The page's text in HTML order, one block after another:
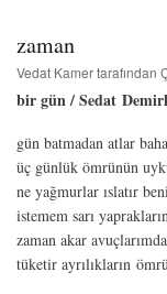
zaman
Vedat Kamertarafından
bir gün / Sedat
gün batmadan atlar
üç günlük ömrünün
ne yağmurlar ıslatır
istemem sarı
zaman akar
tüketir ayrılıkların